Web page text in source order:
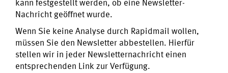
Nachricht geöffnet wurde.
Wenn Sie keine Analyse durch Rapidmail wollen,
müssen Sie den Newsletter abbestellen. Hierfür
stellen wir in jeder Newsletternachricht einen
entsprechenden Link zur Verfügung.